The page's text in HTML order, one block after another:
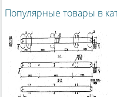
Популярные товары в